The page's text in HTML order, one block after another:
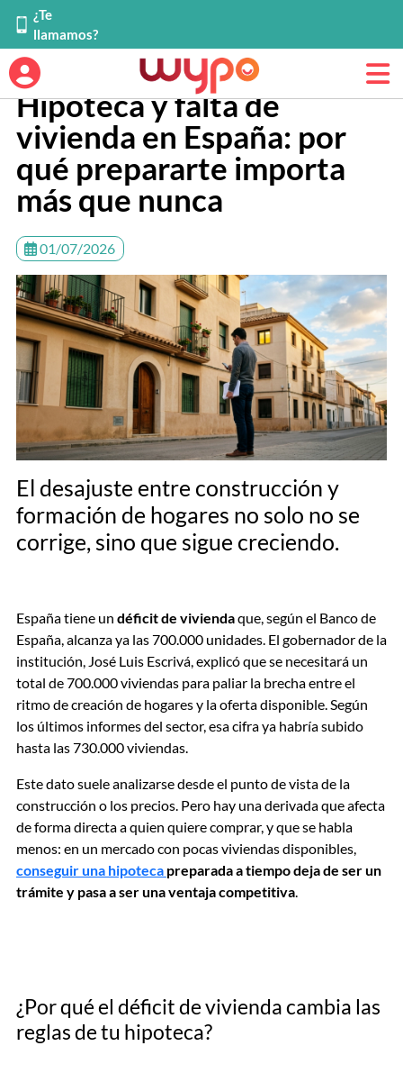
¿Te
llamamos?
Hipoteca y falta de
vivienda en España: por
qué prepararte importa
más que nunca
01/07/2026
El desajuste entre construcción y
formación de hogares no solo no se
corrige, sino que sigue creciendo.
España tiene un déficit de viviendaque, según el Banco de
España, alcanza ya las 700.000 unidades. El gobernador de la
institución, José Luis Escrivá, explicó que se necesitará un
total de 700.000 viviendas para paliar la brecha entre el
ritmo de creación de hogares y la oferta disponible. Según
los últimos informes del sector, esa cifra ya habría subido
hasta las 730.000 viviendas.
Este dato suele analizarse desde el punto de vista de la
construcción o los precios. Pero hay una derivada que afecta
de forma directa a quien quiere comprar, y que se habla
menos: en un mercado con pocas viviendas disponibles,
conseguir una hipoteca preparada a tiempo deja de ser un
trámite y pasa a ser una ventaja competitiva.
¿Por qué el déficit de vivienda cambia las
reglas de tu hipoteca?